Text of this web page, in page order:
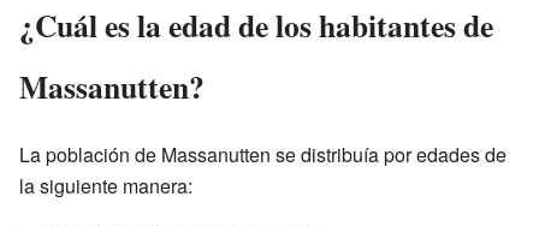
¿Cuál es la edad de los habitantes de
Massanutten?
La población de Massanutten se distribuía por edades de
la siguiente manera: